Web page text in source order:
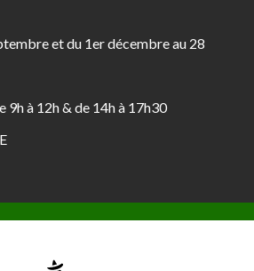
et du 1er décembre au 28
9h à 12h & de 14h à 17h30